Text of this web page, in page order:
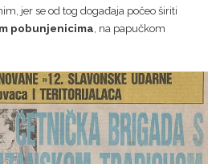
jer se od tog događaja počeo širiti
pobunjenicima , na papučkom